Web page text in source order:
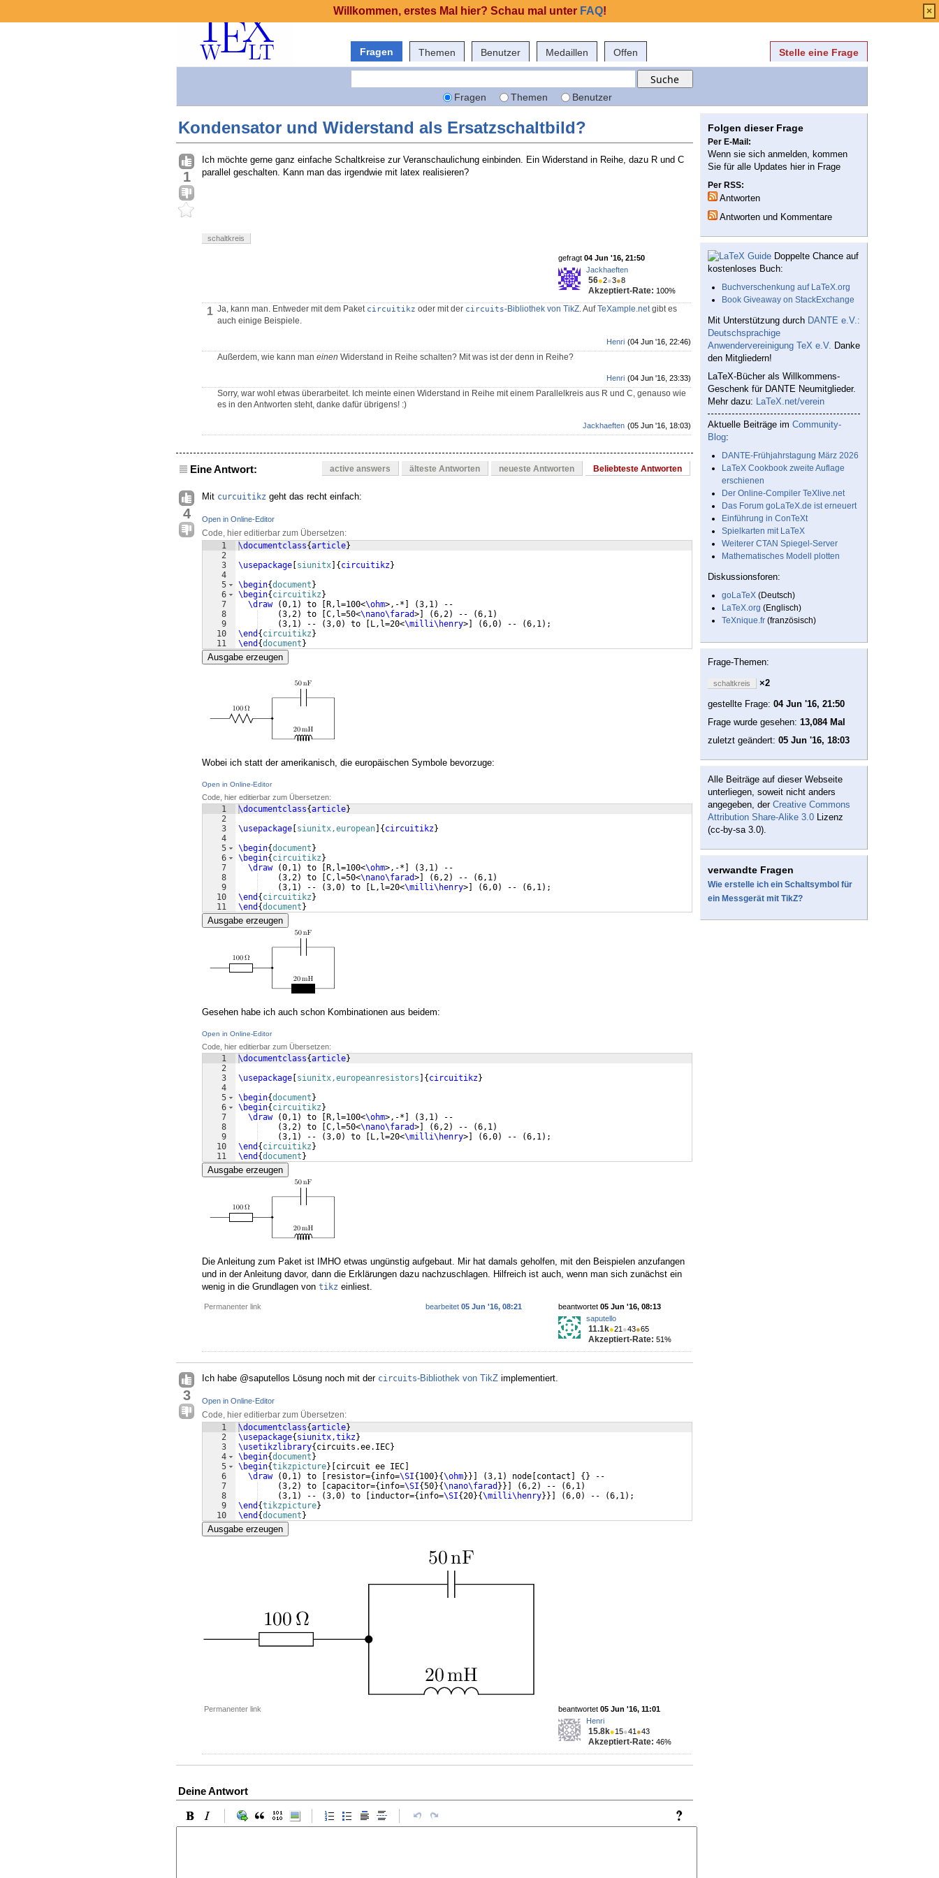
Fragen Themen Benutzer Medaillen Offen Stelle eine Frage
Fragen Themen Benutzer
Kondensator und Widerstand als Ersatzschaltbild?
1
Ich möchte gerne ganz einfache Schaltkreise zur Veranschaulichung einbinden. Ein Widerstand in Reihe, dazu R und C
parallel geschalten. Kann man das irgendwie mit latex realisieren?
schaltkreis
gefragt 04 Jun '16, 21:50
Jackhaeften
56●2●3●8
Akzeptiert-Rate: 100%
1 Ja, kann man. Entweder mit dem Paket circuitikz oder mit der circuits-Bibliothek von TikZ. AufTeXample.netgibt es
auch einige Beispiele.
(04 Jun '16, 22:46)
Henri
Außerdem, wie kann man einen Widerstand in Reihe schalten? Mit was ist der denn in Reihe?
(04 Jun '16, 23:33)
Henri
Sorry, war wohl etwas überarbeitet. Ich meinte einen Widerstand in Reihe mit einem Parallelkreis aus R und C, genauso wie
es in den Antworten steht, danke dafür übrigens! :)
(05 Jun '16, 18:03)
Jackhaeften
Eine Antwort: active answers älteste Antworten neueste Antworten Beliebteste Antworten
4
Mit curcuitikz geht das recht einfach:
Open in Online-Editor
Code, hier editierbar zum Übersetzen:
1
2
3
4
5
6
7
8
9
10
11
\documentclass{article}
\usepackage siunitx { circuitikz}
\begin{document }
\begin{ circuitikz }
\draw
(0,1) to R,l=100<\ohm>,-* (3,1)
--
(3,2) to C,l=50<\nano\farad> (6,2) -- (6,1)
(3,1) -- (3,0) to L,l=20<\milli\henry> (6,0) -- (6,1) ;
\end { circuitikz }
\end {document }
Ausgabe erzeugen
Wobei ich statt der amerikanisch, die europäischen Symbole bevorzuge:
Open in Online-Editor
Code, hier editierbar zum Übersetzen:
1
2
3
4
5
6
7
8
9
10
11
\documentclass{article}
\usepackage siunitx,european { circuitikz}
\begin{document }
\begin{ circuitikz }
\draw
(0,1) to R,l=100<\ohm>,-* (3,1)
--
(3,2) to C,l=50<\nano\farad> (6,2) -- (6,1)
(3,1) -- (3,0) to L,l=20<\milli\henry> (6,0) -- (6,1) ;
\end { circuitikz }
\end {document }
Ausgabe erzeugen
Gesehen habe ich auch schon Kombinationen aus beidem:
Open in Online-Editor
Code, hier editierbar zum Übersetzen:
1
2
3
4
5
6
7
8
9
10
11
\documentclass{article}
\usepackage siunitx,europeanresistors { circuitikz}
\begin{document }
\begin{ circuitikz }
\draw
(0,1) to R,l=100<\ohm>,-* (3,1)
--
(3,2) to C,l=50<\nano\farad> (6,2) -- (6,1)
(3,1) -- (3,0) to L,l=20<\milli\henry> (6,0) -- (6,1) ;
\end { circuitikz }
\end {document }
Ausgabe erzeugen
Die Anleitung zum Paket ist IMHO etwas ungünstig aufgebaut. Mir hat damals geholfen, mit den Beispielen anzufangen
und in der Anleitung davor, dann die Erklärungen dazu nachzuschlagen. Hilfreich ist auch, wenn man sich zunächst ein
wenig in die Grundlagen von tikz einliest.
Permanenter link beantwortet 05 Jun '16, 08:13
saputello
11.1k●21 ●43●65
Akzeptiert-Rate: 51%
bearbeitet 05 Jun '16, 08:21
3
Ich habe @saputellos Lösung noch mit der circuits-Bibliothek von TikZ implementiert.
Open in Online-Editor
Code, hier editierbar zum Übersetzen:
1
2
3
4
5
6
7
8
9
10
\documentclass{article}
\usepackage{ siunitx,tikz}
\usetikzlibrary{ circuits.ee.IEC}
\begin{document }
\begin{tikzpicture} circuit ee IEC
\draw
(0,1) to resistor={ info=\SI{ 100}{\ohm}}] (3,1) node contact { } --
(3,2) to capacitor={ info=\SI{50}{\nano\farad }}] (6,2) -- (6,1)
(3,1) -- (3,0) to inductor={ info=\SI{20}{\milli\henry}}] (6,0) -- (6,1) ;
\end {tikzpicture}
\end {document }
Ausgabe erzeugen
Permanenter link beantwortet 05 Jun '16, 11:01
Henri
15.8k●15●41 ●43
Akzeptiert-Rate: 46%
Deine Antwort
Folgen dieser Frage
Per E-Mail:
Wenn sie sich anmelden, kommen
Sie für alle Updates hier in Frage
Per RSS:
Antworten
Antworten und Kommentare
Doppelte Chance auf
kostenloses Buch:
Buchverschenkung auf LaTeX.org
Book Giveaway on StackExchange
Mit Unterstützung durch DANTE e.V.:
Deutschsprachige
Anwendervereinigung TeX e.V. Danke
den Mitgliedern!
LaTeX-Bücher als Willkommens-
Geschenk für DANTE Neumitglieder.
Mehr dazu: LaTeX.net/verein
Aktuelle Beiträge im Community-
Blog:
DANTE-Frühjahrstagung März 2026
LaTeX Cookbook zweite Auflage
erschienen
Der Online-Compiler TeXlive.net
Das Forum goLaTeX.de ist erneuert
Einführung in ConTeXt
Spielkarten mit LaTeX
Weiterer CTAN Spiegel-Server
Mathematisches Modell plotten
Diskussionsforen:
goLaTeX (Deutsch)
LaTeX.org (Englisch)
TeXnique.fr (französisch)
Frage-Themen:
schaltkreis
×2
gestellte Frage: 04 Jun '16, 21:50
Frage wurde gesehen: 13,084 Mal
zuletzt geändert: 05 Jun '16, 18:03
Alle Beiträge auf dieser Webseite
unterliegen, soweit nicht anders
angegeben, der Creative Commons
Attribution Share-Alike 3.0 Lizenz
(cc-by-sa 3.0).
verwandte Fragen
Wie erstelle ich ein Schaltsymbol für
ein Messgerät mit TikZ?
Willkommen, erstes Mal hier? Schau mal unter FAQ! ×